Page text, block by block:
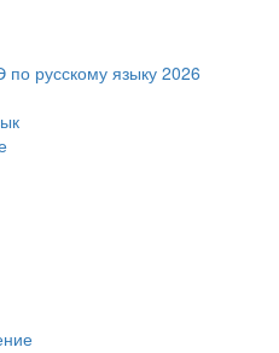
русскому языку 2026